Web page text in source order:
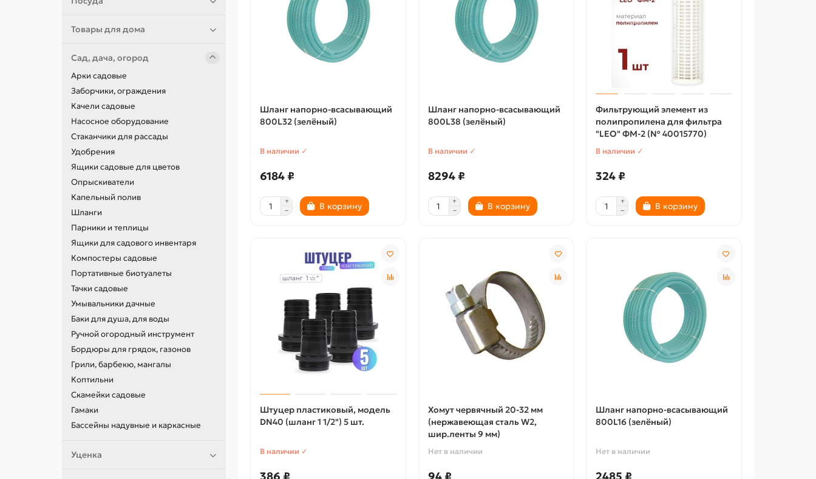
Товары для дома
Сад, дача, огород
Арки садовые
Заборчики, ограждения
Качели садовые
Насосное оборудование
Стаканчики для рассады
Удобрения
Ящики садовые для цветов
Опрыскиватели
Капельный полив
Шланги
Парники и теплицы
Ящики для садового инвентаря
Компостеры садовые
Портативные биотуалеты
Тачки садовые
Умывальники дачные
Баки для душа, для воды
Ручной огородный инструмент
Бордюры для грядок, газонов
Грили, барбекю, мангалы
Коптильни
Скамейки садовые
Гамаки
Бассейны надувные и каркасные
Уценка
Шланг напорно-всасывающий
800L32 (зелёный)
В наличии ✓
6184 ₽
В корзину
Шланг напорно-всасывающий
800L38 (зелёный)
В наличии ✓
8294 ₽
В корзину
Фильтрующий элемент из
полипропилена для фильтра
"LEO" ФМ-2 (№ 40015770)
В наличии ✓
324 ₽
В корзину
Штуцер пластиковый, модель
DN40 (шланг 1 1/2") 5 шт.
В наличии ✓
Хомут червячный 20-32 мм
(нержавеющая сталь W2,
шир.ленты 9 мм)
Нет в наличии
Шланг напорно-всасывающий
800L16 (зелёный)
Нет в наличии